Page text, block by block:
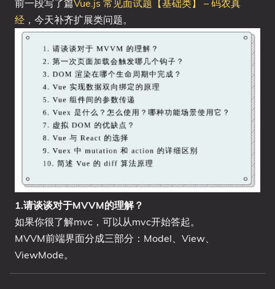
前一段写了篇Vue.js 常见面试题【基础类】 – 码农真
经 ，今天补齐扩展类问题。
1.请谈谈对于MVVM的理解？
如果你很了解mvc，可以从mvc开始答起。
MVVM前端界面分成三部分：Model、View、
ViewMode。